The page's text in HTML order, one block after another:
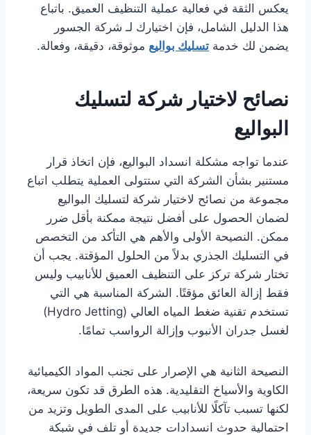
يعكس الثقة في فعالية عملية التنظيف العميق. باتباع
هذا الدليل الشامل، فإن اختيارك لـ شركة الجسور
يضمن لك خدمة تسليك بواليع موثوقة، دقيقة، وفعالة.
نصائح لاختيار شركة لتسليك
البواليع
عندما تواجه مشكلة انسداد البواليع، فإن اتخاذ قرار
مستنير بشأن الشركة التي ستتولى العملية يتطلب اتباع
مجموعة من نصائح لاختيار شركة لتسليك البواليع
لضمان الحصول على أفضل نتيجة ممكنة بأقل ضرر
ممكن. النصيحة الأولى والأهم هي التأكد من التخصص
في التسليك الجذري بدلاً من الحلول المؤقتة. يجب أن
تختار شركة تركز على التنظيف العميق للأنابيب وليس
فقط إزالة العائق مؤقتًا. الشركة المناسبة هي التي
تستخدم تقنية ضغط المياه العالي (Hydro Jetting)
لغسل جدران الأنبوب وإزالة الرواسب تمامًا.
النصيحة الثانية هي الإصرار على تجنب المواد الكيميائية
الكاوية والأسياخ التقليدية. هذه الطرق قد تكون سريعة،
لكنها تسبب تآكلًا للأنابيب على المدى الطويل وتزيد من
احتمالية حدوث انسدادات جديدة أو تلف في شبكة